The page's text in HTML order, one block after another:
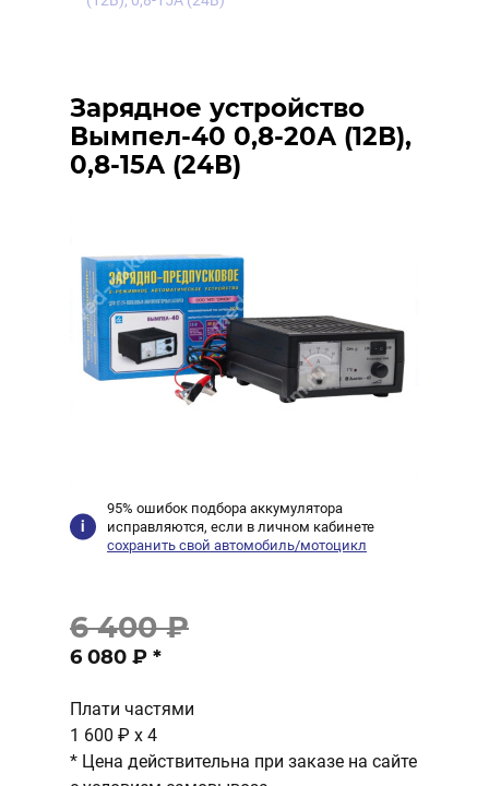
Зарядное устройство
Вымпел-40 0,8-20А (12В),
0,8-15А (24В)
95% ошибок подбора аккумулятора
исправляются, если в личном кабинете
сохранить свой автомобиль/мотоцикл
6 400 ₽
6 080 ₽ *
Плати частями
1 600 ₽ x 4
* Цена действительна при заказе на сайте